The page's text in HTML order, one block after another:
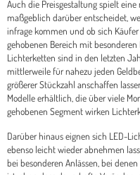
Auch die Preisgestaltung spielt
maßgeblich darüber entscheidet,
infrage kommen und ob sich
gehobenen Bereich mit
Lichterketten sind in den letzten
mittlerweile für nahezu jeden
größerer Stückzahl anschaffen
Modelle erhältlich, die über viele
gehobenen Segment wirken
Darüber hinaus eignen sich LED-
ebenso leicht wieder abnehmen
bei besonderen Anlässen, bei